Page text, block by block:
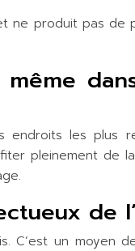
produit pas de
les plus
pleinement de
de
C’est un moyen